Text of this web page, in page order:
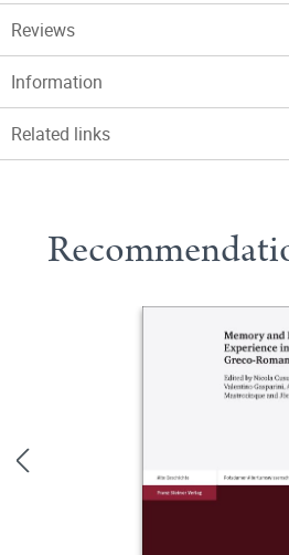
Reviews
Information
Related links